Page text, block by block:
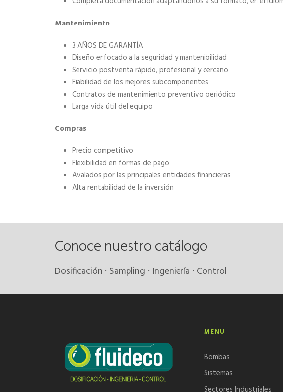
Mantenimiento
3 AÑOS DE GARANTÍA
Diseño enfocado a la seguridad y mantenibilidad
Servicio postventa rápido, profesional y cercano
Fiabilidad de los mejores subcomponentes
Contratos de mantenimiento preventivo periódico
Larga vida útil del equipo
Compras
Precio competitivo
Flexibilidad en formas de pago
Avalados por las principales entidades financieras
Alta rentabilidad de la inversión
Conoce nuestro catálogo
Dosificación · Sampling · Ingeniería · Control
MENU
Bombas
Sistemas
Sectores Industriales